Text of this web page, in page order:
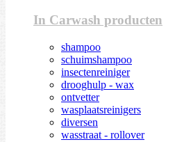
In Carwash producten
shampoo
schuimshampoo
insectenreiniger
drooghulp - wax
ontvetter
wasplaatsreinigers
diversen
wasstraat - rollover